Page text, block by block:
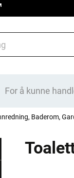
For å kunne
Baderom,